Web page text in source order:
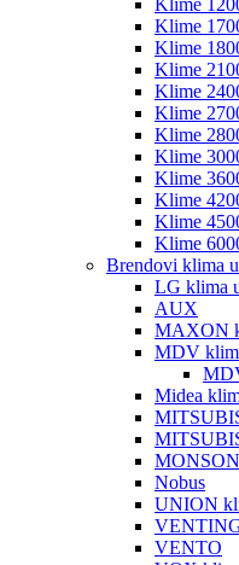
Klime
Klime
Klime
Klime
Klime
Klime
Klime
Klime
Klime
Klime
Klime
Klime
Brendovi klima
LG klima
AUX
MAXON
MDV
Midea
Nobus
UNION
VENTO